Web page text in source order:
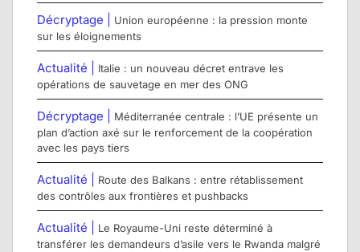
Décryptage |
Union européenne : la pression monte
sur les éloignements
Actualité |
Italie : un nouveau décret entrave les
opérations de sauvetage en mer des ONG
Décryptage |
Méditerranée centrale : l’UE présente un
plan d’action axé sur le renforcement de la coopération
avec les pays tiers
Actualité |
Route des Balkans : entre rétablissement
des contrôles aux frontières et pushbacks
Actualité |
Le Royaume-Uni reste déterminé à
transférer les demandeurs d’asile vers le Rwanda malgré